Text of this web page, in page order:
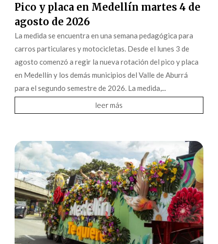
Pico y placa en Medellín martes 4 de
agosto de 2026
La medida se encuentra en una semana pedagógica para
carros particulares y motocicletas. Desde el lunes 3 de
agosto comenzó a regir la nueva rotación del pico y placa
en Medellín y los demás municipios del Valle de Aburrá
para el segundo semestre de 2026. La medida,...
leer más